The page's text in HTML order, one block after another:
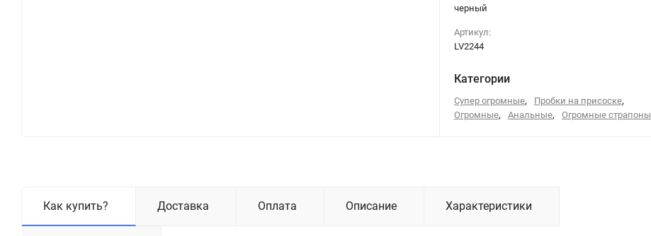
черный
Артикул:
LV2244
Категории
Супер огромные, Пробки на присоске,
Огромные, Анальные, Огромные страпоны
Как купить? Доставка Оплата Описание Характеристики